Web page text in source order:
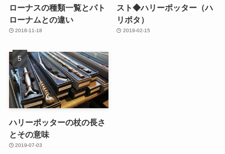
ローナスの種類一覧とパト
ローナムとの違い
2018-11-18
スト◆ハリーポッター（ハ
リポタ）
2019-02-15
ハリーポッターの杖の長さ
とその意味
2019-07-03